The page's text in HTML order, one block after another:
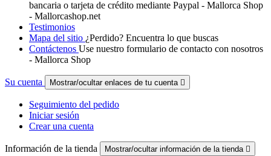
bancaria o tarjeta de crédito mediante Paypal - Mallorca Shop
- Mallorcashop.net
Testimonios
Mapa del sitio ¿Perdido? Encuentra lo que buscas
Contáctenos Use nuestro formulario de contacto con nosotros
- Mallorca Shop
Su cuenta Mostrar/ocultar enlaces de tu cuenta 
Seguimiento del pedido
Iniciar sesión
Crear una cuenta
Información de la tienda Mostrar/ocultar información de la tienda 